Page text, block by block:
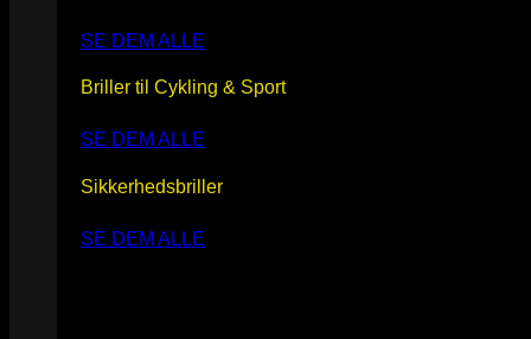
SE DEM ALLE
Briller til Cykling & Sport
SE DEM ALLE
Sikkerhedsbriller
SE DEM ALLE